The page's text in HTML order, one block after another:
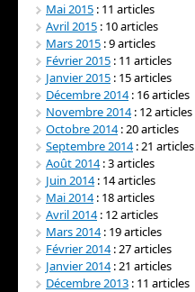
Mai 2015 : 11 articles
Avril 2015 : 10 articles
Mars 2015 : 9 articles
Février 2015 : 11 articles
Janvier 2015 : 15 articles
Décembre 2014: 16 articles
Novembre 2014: 12 articles
Octobre 2014: 20 articles
Septembre 2014: 21 articles
Août 2014: 3 articles
Juin 2014: 14 articles
Mai 2014: 18 articles
Avril 2014: 12 articles
Mars 2014: 19 articles
Février 2014: 27 articles
Janvier 2014: 21 articles
Décembre 2013 : 11 articles